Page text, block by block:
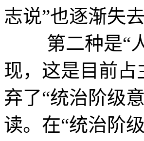
志说”也逐渐失
第二种是“人
现，这是目前占
弃了“统治阶级
读。在“统治阶